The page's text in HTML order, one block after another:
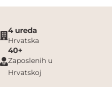
4 ureda
Hrvatska
40+
Zaposlenih u
Hrvatskoj